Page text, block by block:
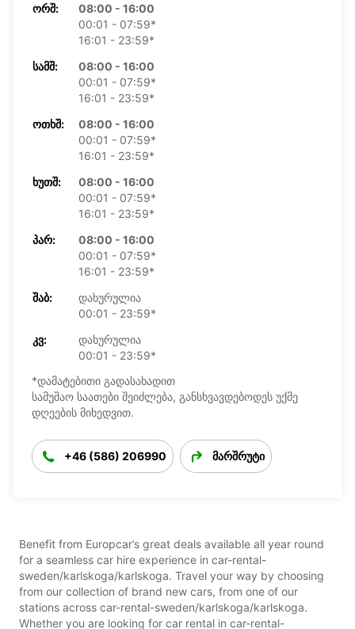
ᲝᲠᲨ:
08:00 - 16:00
00:01 - 07:59*
16:01 - 23:59*
ᲡᲐᲛᲨ:
08:00 - 16:00
00:01 - 07:59*
16:01 - 23:59*
ᲝᲗᲮᲨ:
08:00 - 16:00
00:01 - 07:59*
16:01 - 23:59*
ᲮᲣᲗᲨ:
08:00 - 16:00
00:01 - 07:59*
16:01 - 23:59*
ᲞᲐᲠ:
08:00 - 16:00
00:01 - 07:59*
16:01 - 23:59*
ᲨᲐᲑ:
დახურულია
00:01 - 23:59*
ᲙᲕ:
დახურულია
00:01 - 23:59*
*დამატებითი გადასახადით
სამუშაო საათები შეიძლება, განსხვავდებოდეს უქმე
დღეების მიხედვით.
+46 (586) 206990 მარშრუტი
Benefit from Europcar’s great deals available all year round
for a seamless car hire experience in car-rental-
sweden/karlskoga/karlskoga. Travel your way by choosing
from our collection of brand new cars, from one of our
stations across car-rental-sweden/karlskoga/karlskoga.
Whether you are looking for car rental in car-rental-